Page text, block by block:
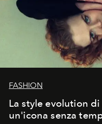
FASHION
La style evolution
un'icona senza